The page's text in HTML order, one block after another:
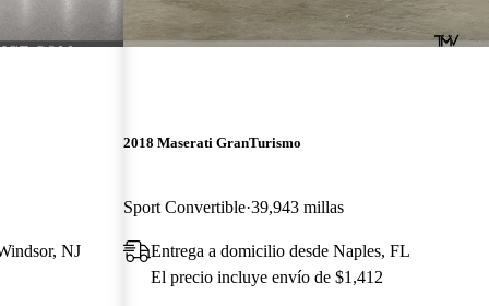
NJ
2018 Maserati GranTurismo
Sport Convertible 39,943 millas
Entrega a domicilio desde Naples, FL
El precio incluye envío de $1,412